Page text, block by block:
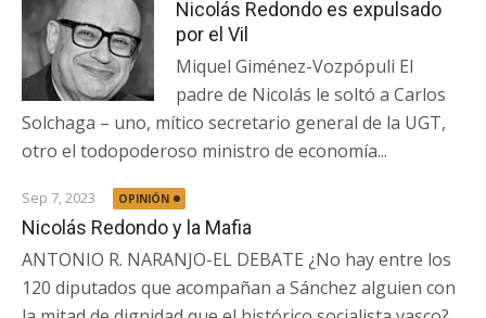
Nicolás Redondo es expulsado
por el Vil
Miquel Giménez-Vozpópuli El
padre de Nicolás le soltó a Carlos
Solchaga – uno, mítico secretario general de la UGT,
otro el todopoderoso ministro de economía...
Sep 7, 2023 OPINIÓN
Nicolás Redondo y la Mafia
ANTONIO R. NARANJO-EL DEBATE ¿No hay entre los
120 diputados que acompañan a Sánchez alguien con